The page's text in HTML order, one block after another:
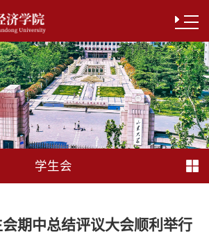
学生会
期中总结评议大会顺利举行